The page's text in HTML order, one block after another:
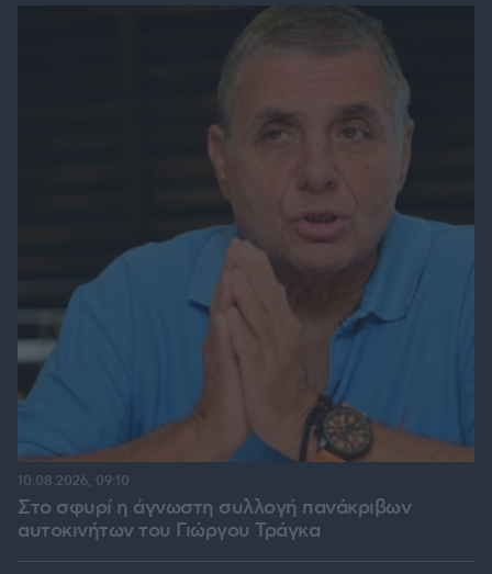
Στο σφυρί η άγνωστη συλλογή πανάκριβων
αυτοκινήτων του Γιώργου Τράγκα
10.08.2026, 09:10